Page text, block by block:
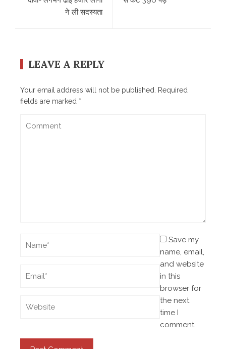
ने ली सदस्यता
LEAVE A REPLY
Your email address will not be published.
Required
fields are marked *
Save my
name, email,
and website
in this
browser for
the next
time I
comment.